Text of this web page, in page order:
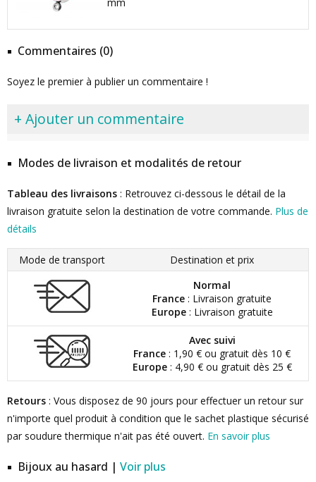
Commentaires (0)
Soyez le premier à publier un commentaire !
+ Ajouter un commentaire
Modes de livraison et modalités de retour
Tableau des livraisons : Retrouvez ci-dessous le détail de la
livraison gratuite selon la destination de votre commande. Plus de
détails
Mode de transport
Destination et prix
Normal
France : Livraison gratuite
Europe: Livraison gratuite
Avec suivi
France : 1,90 € ou gratuit dès 10 €
Europe: 4,90 € ou gratuit dès 25 €
Retours : Vous disposez de 90 jours pour effectuer un retour sur
n'importe quel produit à condition que le sachet plastique sécurisé
par soudure thermique n'ait pas été ouvert. En savoir plus
Bijoux au hasard | Voir plus